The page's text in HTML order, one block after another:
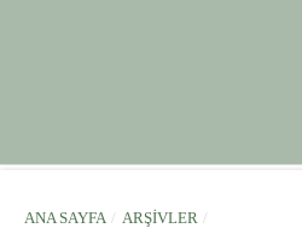
ANA SAYFA / ARŞIVLER /